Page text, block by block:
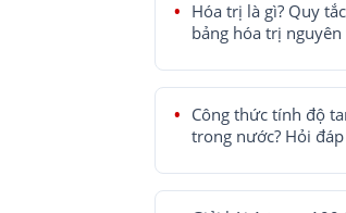
Hóa trị là gì? Quy
bảng hóa trị
Công thức tính độ
trong nước? Hỏi